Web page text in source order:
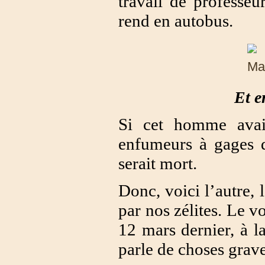
rend en autobus.
Et
Si cet homme
enfumeurs à
serait mort.
Donc, voici l’autre,
par nos zélites. Le
12 mars dernier, à
parle de choses